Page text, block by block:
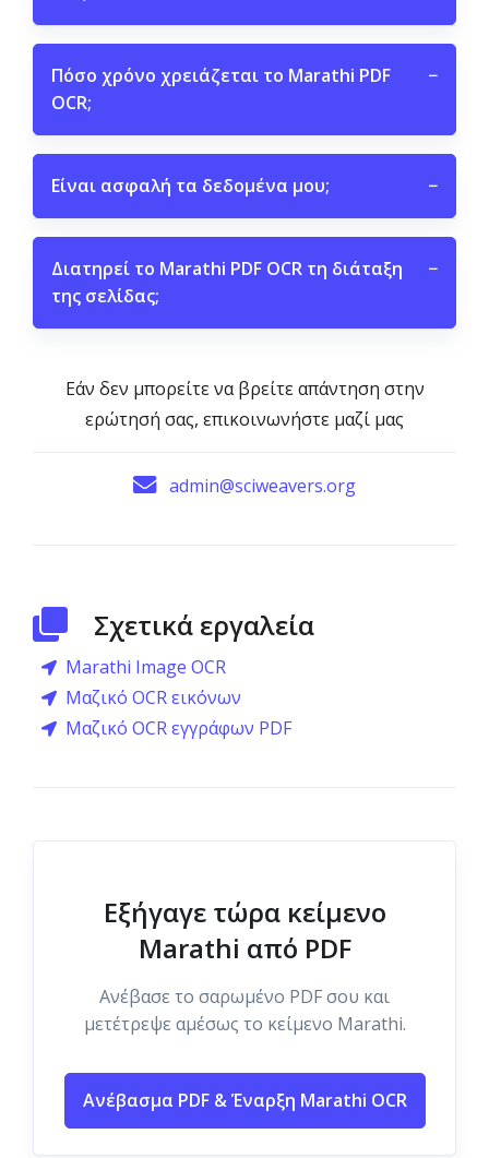
Πόσο χρόνο χρειάζεται το Marathi PDF
OCR;
−
Είναι ασφαλή τα δεδομένα μου; −
Διατηρεί το Marathi PDF OCR τη διάταξη
της σελίδας;
−
Εάν δεν μπορείτε να βρείτε απάντηση στην
ερώτησή σας, επικοινωνήστε μαζί μας
admin@sciweavers.org
Σχετικά εργαλεία
Marathi Image OCR
Μαζικό OCR εικόνων
Μαζικό OCR εγγράφων PDF
Εξήγαγε τώρα κείμενο
Marathi από PDF
Ανέβασε το σαρωμένο PDF σου και
μετέτρεψε αμέσως το κείμενο Marathi.
Ανέβασμα PDF & Έναρξη Marathi OCR